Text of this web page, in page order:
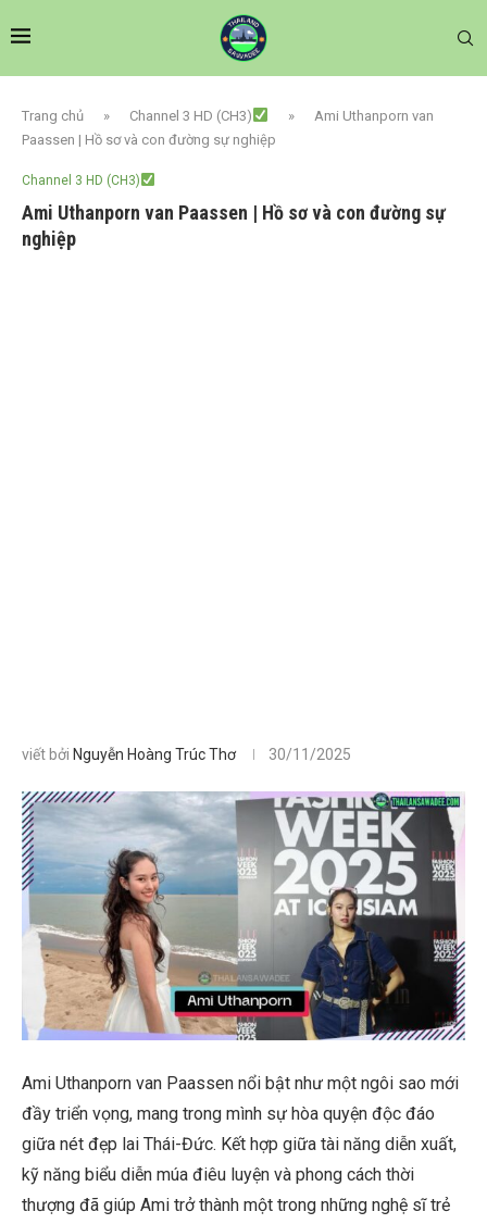
Trang chủ » Channel 3 HD (CH3) »
Ami Uthanporn van
Paassen | Hồ sơ và con đường sự nghiệp
Channel 3 HD (CH3)
Ami Uthanporn van Paassen | Hồ sơ và con đường sự
nghiệp
viết bởi Nguyễn Hoàng Trúc Thơ 30/11/2025
Ami Uthanporn van Paassen nổi bật như một ngôi sao mới
đầy triển vọng, mang trong mình sự hòa quyện độc đáo
giữa nét đẹp lai Thái-Đức. Kết hợp giữa tài năng diễn xuất,
kỹ năng biểu diễn múa điêu luyện và phong cách thời
thượng đã giúp Ami trở thành một trong những nghệ sĩ trẻ